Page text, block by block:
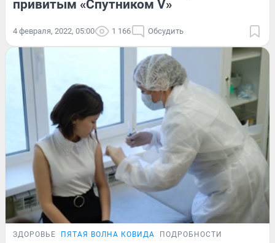
привитым «Спутником V»
4 февраля, 2022, 05:00 1 166 Обсудить
ЗДОРОВЬЕ ПЯТАЯ ВОЛНА КОВИДА ПОДРОБНОСТИ